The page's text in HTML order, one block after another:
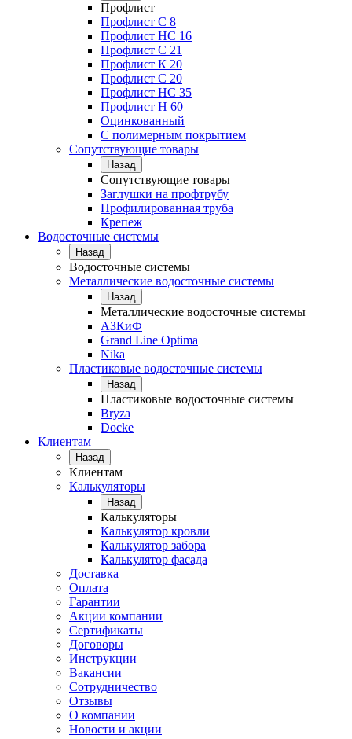
Профлист
Профлист С 8
Профлист НС 16
Профлист C 21
Профлист К 20
Профлист С 20
Профлист НС 35
Профлист Н 60
Оцинкованный
С полимерным покрытием
Сопутствующие товары
Назад
Сопутствующие товары
Заглушки на профтрубу
Профилированная труба
Крепеж
Водосточные системы
Назад
Водосточные системы
Металлические водосточные системы
Назад
Металлические водосточные системы
АЗКиФ
Grand Line Optima
Nika
Пластиковые водосточные системы
Назад
Пластиковые водосточные системы
Bryza
Docke
Клиентам
Назад
Клиентам
Калькуляторы
Назад
Калькуляторы
Калькулятор кровли
Калькулятор забора
Калькулятор фасада
Доставка
Оплата
Гарантии
Акции компании
Сертификаты
Договоры
Инструкции
Вакансии
Сотрудничество
Отзывы
О компании
Новости и акции